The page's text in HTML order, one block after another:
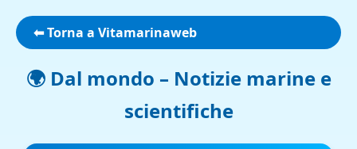
⬅ Torna a Vitamarinaweb
🌍 Dal mondo – Notizie marine e
scientifiche